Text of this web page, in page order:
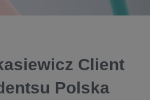
Client
Polska